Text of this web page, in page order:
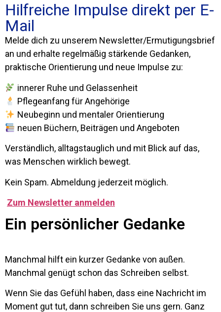
Hilfreiche Impulse direkt per E-
Mail
Melde dich zu unserem Newsletter/Ermutigungsbrief
an und erhalte regelmäßig stärkende Gedanken,
praktische Orientierung und neue Impulse zu:
innerer Ruhe und Gelassenheit
Pflegeanfang für Angehörige
Neubeginn und mentaler Orientierung
neuen Büchern, Beiträgen und Angeboten
Verständlich, alltagstauglich und mit Blick auf das,
was Menschen wirklich bewegt.
Kein Spam. Abmeldung jederzeit möglich.
Zum Newsletter anmelden
Ein persönlicher Gedanke
Manchmal hilft ein kurzer Gedanke von außen.
Manchmal genügt schon das Schreiben selbst.
Wenn Sie das Gefühl haben, dass eine Nachricht im
Moment gut tut, dann schreiben Sie uns gern. Ganz